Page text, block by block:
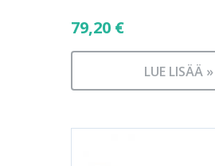
79,20 €
LUE LISÄÄ »